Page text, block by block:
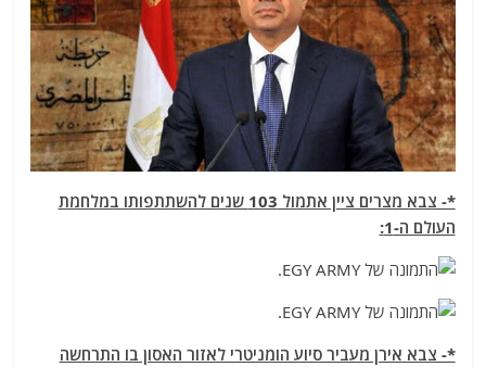
*- צבא מצרים ציין אתמול 103 שנים להשתתפותו במלחמת
העולם ה-1:
*- צבא אירן מעביר סיוע הומניטרי לאזור האסון בו התרחשה